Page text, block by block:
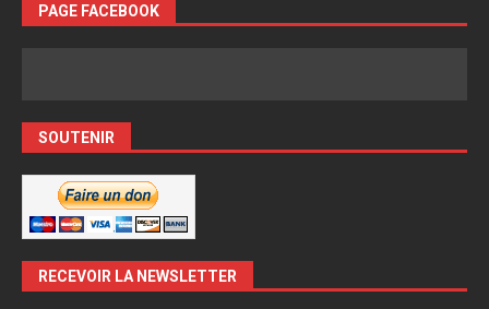
PAGE FACEBOOK
SOUTENIR
RECEVOIR LA NEWSLETTER